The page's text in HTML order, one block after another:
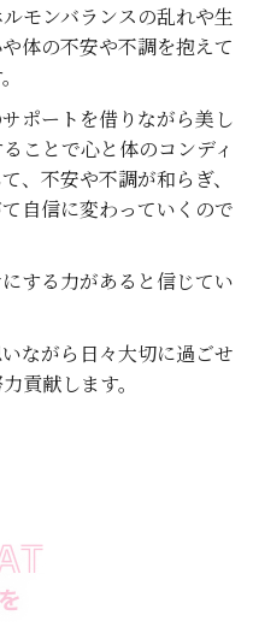
モンバランスの乱れや生
体の不安や不調を抱えて
ポートを借りながら美し
ことで心と体のコンディ
、不安や不調が和らぎ、
自信に変わっていくので
する力があると信じてい
ながら日々大切に過ごせ
貢献します。